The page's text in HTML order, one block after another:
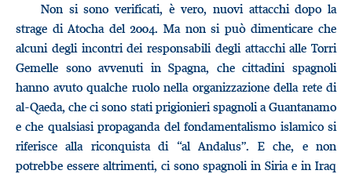
Non si sono verificati, è vero, nuovi attacchi dopo la
strage di Atocha del 2004. Ma non si può dimenticare che
alcuni degli incontri dei responsabili degli attacchi alle Torri
Gemelle sono avvenuti in Spagna, che cittadini spagnoli
hanno avuto qualche ruolo nella organizzazione della rete di
al-Qaeda, che ci sono stati prigionieri spagnoli a Guantanamo
e che qualsiasi propaganda del fondamentalismo islamico si
riferisce alla riconquista di “al Andalus”. E che, e non
potrebbe essere altrimenti, ci sono spagnoli in Siria e in Iraq